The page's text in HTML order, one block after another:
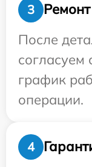
3
После
согласуем
график
операции.
4